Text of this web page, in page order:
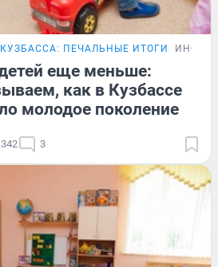
КУЗБАССА: ПЕЧАЛЬНЫЕ ИТОГИ
еще меньше:
как в Кузбассе
молодое поколение
3